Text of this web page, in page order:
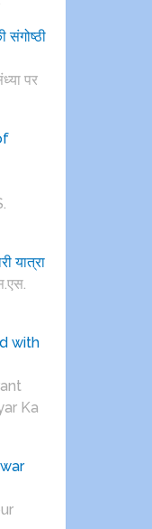
संगोष्ठी
पर
यात्रा
with
Ka